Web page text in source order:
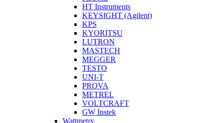
HT Instruments
KEYSIGHT (Agilent)
KPS
KYORITSU
LUTRON
MASTECH
MEGGER
TESTO
UNI-T
PROVA
METREL
VOLTCRAFT
GW Instek
Wattmetry